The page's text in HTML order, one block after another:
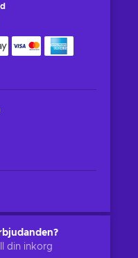
din inkorg